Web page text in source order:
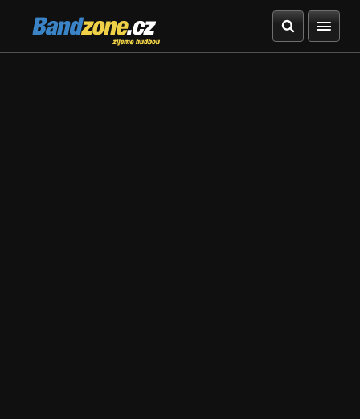
Bandzone.cz
žijeme hudbou